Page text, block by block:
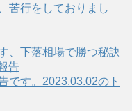
苦行をしておりまし
、下落相場で勝つ秘訣
告
です。2023.03.02のト